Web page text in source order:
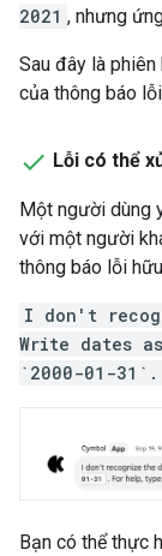
2021 , nhưng
Sau đây là
của thông báo
Lỗi có thể
Một người dùng
với một người
thông báo lỗi
I don't
Write dates
`2000-01-
Bạn có thể thực